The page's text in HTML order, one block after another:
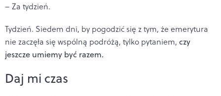
– Za tydzień.
Tydzień. Siedem dni, by pogodzić się z tym, że emerytura
nie zaczęła się wspólną podróżą, tylko pytaniem, czy
jeszcze umiemy być razem.
Daj mi czas